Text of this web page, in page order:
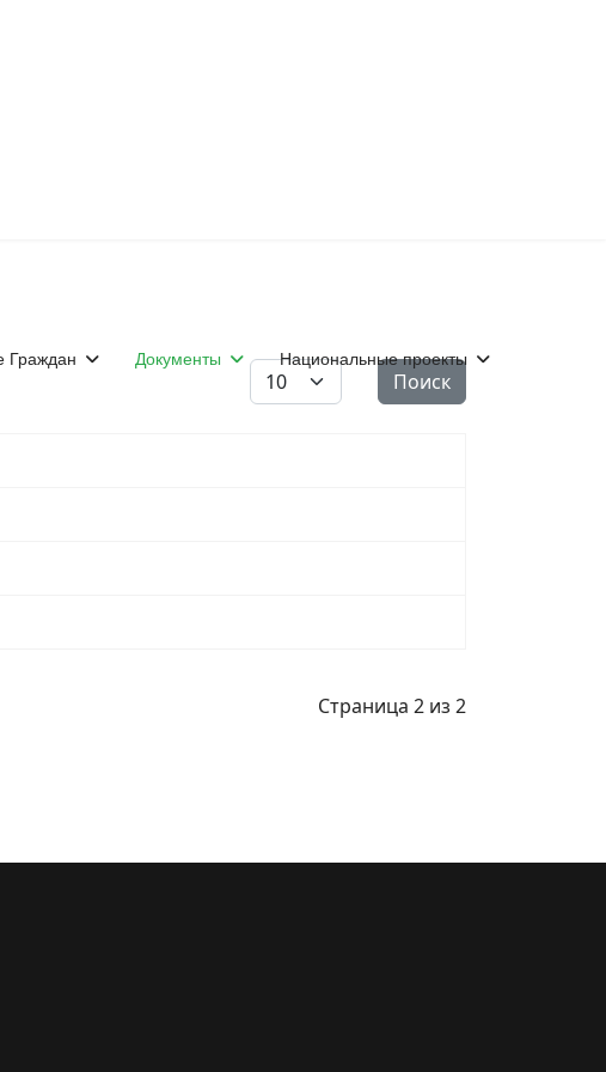
Граждан Документы Национальные проекты
Кол-во строк: Поиск
Страница 2 из 2